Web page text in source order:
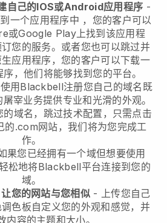
自己的IOS或Android应用程序 -
一个应用程序中 ，您的客户可以
或Google Play上找到该应用程
您的服务。或者您也可以跳过并
应用程序，您的客户可以下载一
序，他们将能够找到您的平台。
用Blackbell注册您自己的域名既
屠宰业务提供专业和光滑的外观。
的域名，跳过技术配置，只需点击
的.com网站，我们将为您完成工
作。
果您已经拥有一个域但想要使用
松地将Blackbell平台连接到您的
域。
您的网站与您相似 - 上传您自己
色板自定义您的外观和感觉，并
内容的主题和大小。